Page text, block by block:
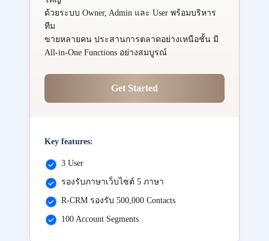
ด้วยระบบ Owner, Admin และ User พร้อมบริหาร
ทีม
ขายหลายคน ประสานการตลาดอย่างเหนือชั้น มี
All-in-One Functions อย่างสมบูรณ์
Get Started
Key features:
3 User
รองรับภาษาเว็บไซต์ 5 ภาษา
R-CRM รองรับ 500,000 Contacts
100 Account Segments